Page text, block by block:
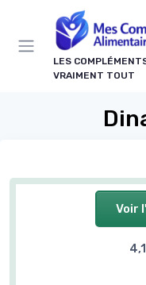
LES
VRAIMENT TOUT
Voir
Panneau de gestion des